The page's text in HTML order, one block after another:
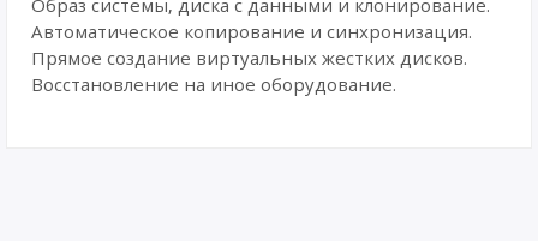
Образ системы, диска с данными и клонирование.
Автоматическое копирование и синхронизация.
Прямое создание виртуальных жестких дисков.
Восстановление на иное оборудование.